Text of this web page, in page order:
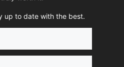
up to date with the best.